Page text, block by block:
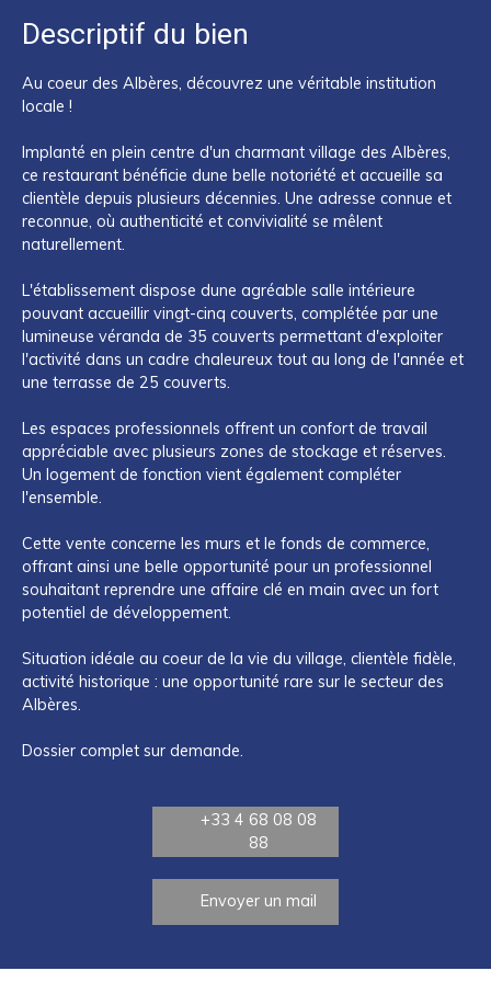
Descriptif du bien
Au coeur des Albères, découvrez une véritable institution
locale !
Implanté en plein centre d'un charmant village des Albères,
ce restaurant bénéficie dune belle notoriété et accueille sa
clientèle depuis plusieurs décennies. Une adresse connue et
reconnue, où authenticité et convivialité se mêlent
naturellement.
L'établissement dispose dune agréable salle intérieure
pouvant accueillir vingt-cinq couverts, complétée par une
lumineuse véranda de 35 couverts permettant d'exploiter
l'activité dans un cadre chaleureux tout au long de l'année et
une terrasse de 25 couverts.
Les espaces professionnels offrent un confort de travail
appréciable avec plusieurs zones de stockage et réserves.
Un logement de fonction vient également compléter
l'ensemble.
Cette vente concerne les murs et le fonds de commerce,
offrant ainsi une belle opportunité pour un professionnel
souhaitant reprendre une affaire clé en main avec un fort
potentiel de développement.
Situation idéale au coeur de la vie du village, clientèle fidèle,
activité historique : une opportunité rare sur le secteur des
Albères.
Dossier complet sur demande.
+33 4 68 08 08
88
Envoyer un mail